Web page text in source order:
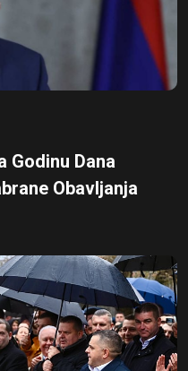
Godinu Dana
Obavljanja